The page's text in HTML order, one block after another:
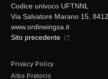
Codice univoco UFTNNL
Via Salvatore Marano 15,
www.ordineingsa.it
Sito precedente
Privacy Policy
Albo Pretorio